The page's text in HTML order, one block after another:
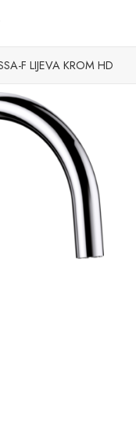
F LIJEVA KROM HD